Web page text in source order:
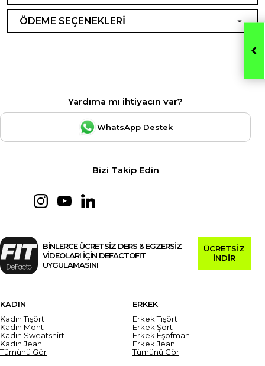
ÖDEME SEÇENEKLERİ
Yardıma mı ihtiyacın var?
WhatsApp Destek
Bizi Takip Edin
BİNLERCE ÜCRETSİZ DERS & EGZERSİZ
VİDEOLARI İÇİN DEFACTOFIT
UYGULAMASINI
ÜCRETSİZ
İNDİR
KADIN
Kadın Tişört
Kadın Mont
Kadın Sweatshirt
Kadın Jean
Tümünü Gör
ERKEK
Erkek Tişört
Erkek Şort
Erkek Eşofman
Erkek Jean
Tümünü Gör